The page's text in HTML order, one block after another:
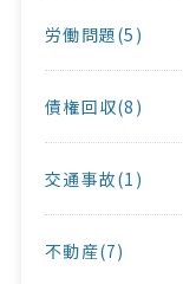
労働問題(5)
債権回収(8)
交通事故(1)
不動産(7)